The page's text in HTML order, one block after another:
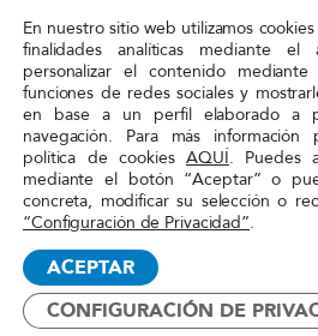
Red
Acoge
Inicio»Actualidad» ES
suma
exigir
En nuestro sitio web utilizamos
finalidades analíticas mediante
personalizar el contenido
funciones de redes sociales y
en base a un perfil elaborado a
navegación. Para más información
política de cookiesAQUÍ. Puedes
mediante el botón “Aceptar” o
concreta, modificar su selección o
“Configuración de Privacidad”.
ACEPTAR
CONFIGURACIÓN DE